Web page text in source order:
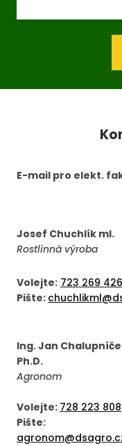
E-mail pro elekt.
Josef Chuchlík ml.
Rostlinná výroba
Volejte: 723 269 426
Pište:
Ing. Jan
Ph.D.
Agronom
Volejte: 728 223 808
Pište: